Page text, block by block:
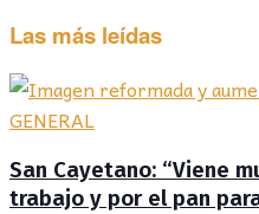
Las más leídas
GENERAL
San Cayetano: “Viene
trabajo y por el pan